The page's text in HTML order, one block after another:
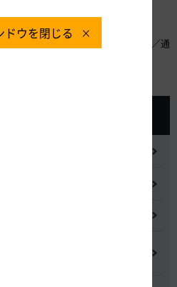
（24時間365日対応）
イヤル）
ヤルがご利用になれないお客さま／通
ンクリートはく離・落下事象調査
ドウを閉じる